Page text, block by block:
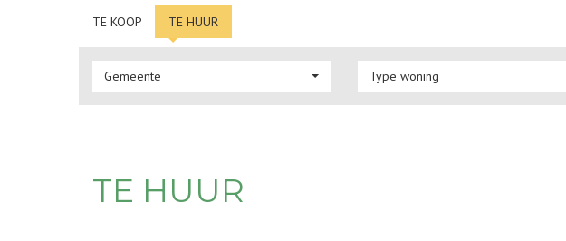
Gemeente Type woning
TE KOOP TE HUUR
TE HUUR